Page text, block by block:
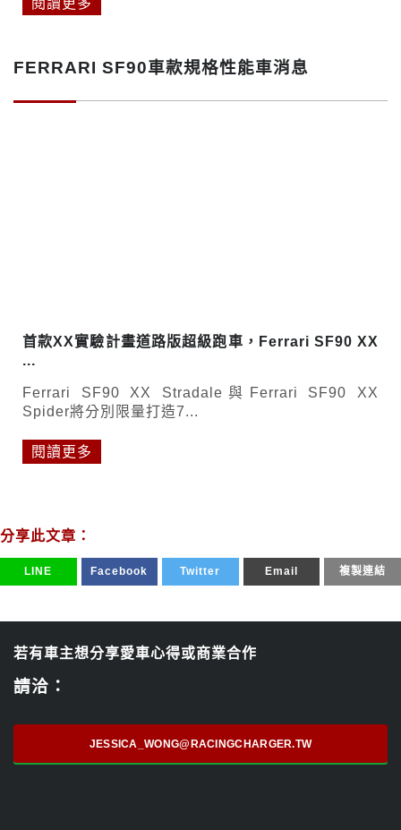
FERRARI SF90車款規格性能車消息
首款XX實驗計畫道路版超級跑車，Ferrari SF90 XX
...
Ferrari SF90 XX Stradale與Ferrari SF90 XX
Spider將分別限量打造7...
閱讀更多
分享此文章：
LINE Facebook Twitter Email 複製連結
若有車主想分享愛車心得或商業合作
請洽：
JESSICA_WONG@RACINGCHARGER.TW